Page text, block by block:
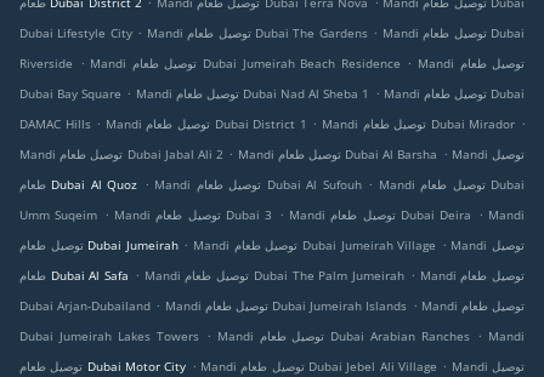
Dubai Lifestyle City . Mandi توصيل طعام Dubai The Gardens . Mandi توصيل طعام Dubai
Riverside
. Mandi توصيل طعام Dubai Jumeirah Beach Residence . Mandi توصيل طعام
Dubai Bay Square . Mandi توصيل طعام Dubai Nad Al Sheba 1 . Mandi توصيل طعام Dubai
DAMAC Hills . Mandi توصيل طعام Dubai District 1 . Mandi توصيل طعام Dubai Mirador .
Mandi توصيل طعام Dubai Jabal Ali 2 . Mandi توصيل طعام Dubai Al Barsha . Mandi توصيل
طعام Dubai Al Quoz . Mandi توصيل طعام Dubai Al Sufouh . Mandi توصيل طعام Dubai
Umm Suqeim . Mandi توصيل طعام Dubai 3 . Mandi توصيل طعام Dubai Deira . Mandi
توصيل طعام Dubai Jumeirah . Mandi توصيل طعام Dubai Jumeirah Village . Mandi توصيل
طعام Dubai Al Safa . Mandi توصيل طعام Dubai The Palm Jumeirah . Mandi توصيل طعام
Dubai Arjan-Dubailand . Mandi توصيل طعام Dubai Jumeirah Islands . Mandi توصيل طعام
Dubai Jumeirah Lakes Towers . Mandi توصيل طعام Dubai Arabian Ranches . Mandi
توصيل طعام Dubai Motor City . Mandi توصيل طعام Dubai Jebel Ali Village . Mandi توصيل